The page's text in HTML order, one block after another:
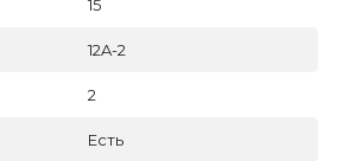
15
12A-2
2
Есть